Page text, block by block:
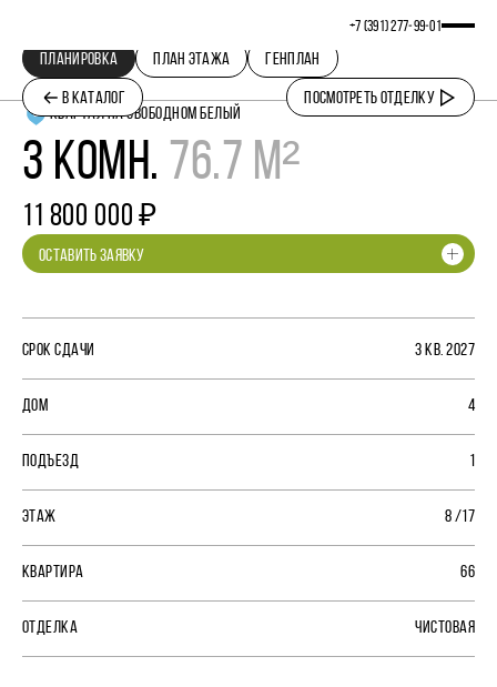
+7 (391) 277‒99‒01
В КАТАЛОГ
ПЛАНИРОВКА ПЛАН ЭТАЖА ГЕНПЛАН
ПОСМОТРЕТЬ ОТДЕЛКУ
КВАРТАЛ НА СВОБОДНОМ БЕЛЫЙ
3 КОМН. 76.7 М²
11 800 000 ₽
ОСТАВИТЬ ЗАЯВКУ
СРОК СДАЧИ 3 КВ. 2027
ДОМ 4
ПОДЪЕЗД 1
ЭТАЖ 8 /17
КВАРТИРА 66
ОТДЕЛКА ЧИСТОВАЯ